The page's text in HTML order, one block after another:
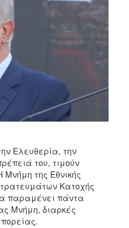
Ελευθερία, την
του, τιμούν
της Εθνικής
Κατοχής
παραμένει πάντα
Μνήμη, διαρκές